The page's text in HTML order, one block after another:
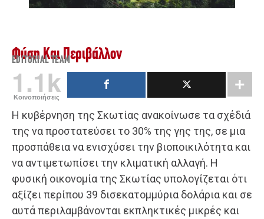
Φύση Και Περιβάλλον
EDITORIAL TEAM
1.1k
Κοινοποιήσεις
Η κυβέρνηση της Σκωτίας ανακοίνωσε τα σχέδιά
της να προστατεύσει το 30% της γης της, σε μια
προσπάθεια να ενισχύσει την βιοποικιλότητα και
να αντιμετωπίσει την κλιματική αλλαγή. Η
φυσική οικονομία της Σκωτίας υπολογίζεται ότι
αξίζει περίπου 39 δισεκατομμύρια δολάρια και σε
αυτά περιλαμβάνονται εκπληκτικές μικρές και